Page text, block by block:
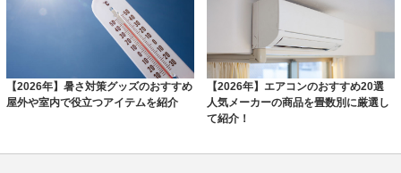
【2026年】暑さ対策グッズのおすすめ
屋外や室内で役立つアイテムを紹介
【2026年】エアコンのおすすめ20選
人気メーカーの商品を畳数別に厳選し
て紹介！